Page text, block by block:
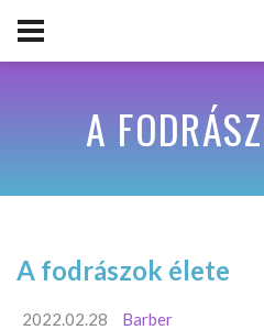
A
A fodrászok élete
2022.02.28 Barber